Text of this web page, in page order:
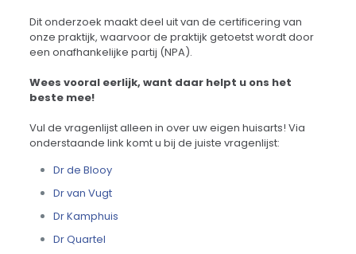
Dit onderzoek maakt deel uit van de certificering van
onze praktijk, waarvoor de praktijk getoetst wordt door
een onafhankelijke partij (NPA).
Wees vooral eerlijk, want daar helpt u ons het
beste mee!
Vul de vragenlijst alleen in over uw eigen huisarts! Via
onderstaande link komt u bij de juiste vragenlijst:
Dr de Blooy
Dr van Vugt
Dr Kamphuis
Dr Quartel